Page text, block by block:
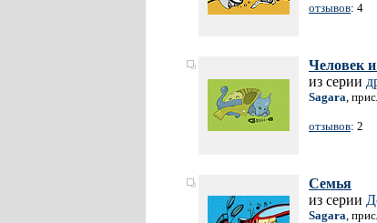
отзывов: 4
Человек
из серии
Sagara,
отзывов: 2
Семья
из серии
Sagara,